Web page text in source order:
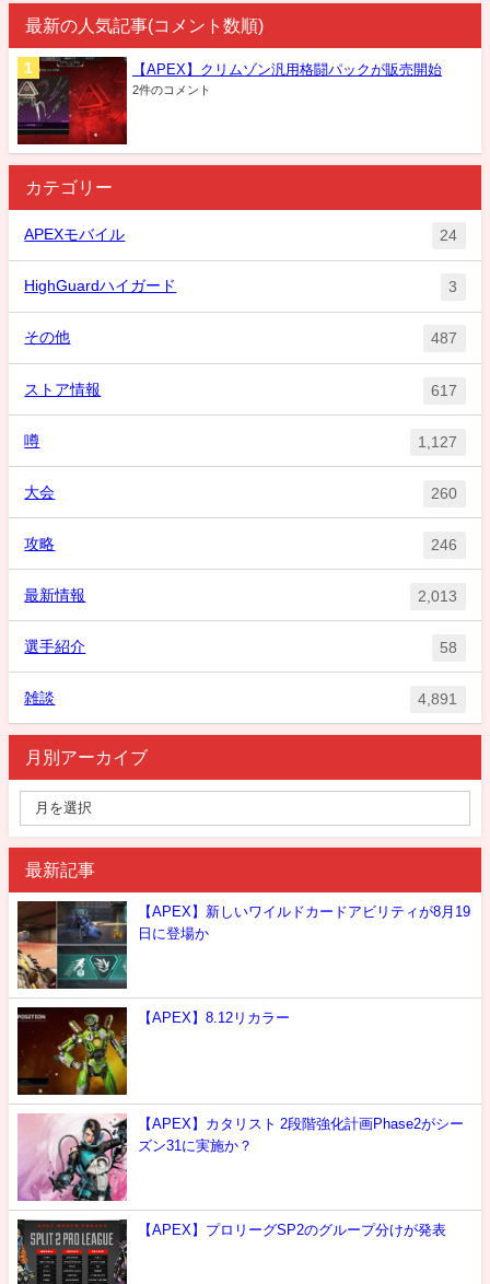
最新の人気記事(コメント数順)
【APEX】クリムゾン汎用格闘パックが販売開始
2件のコメント
カテゴリー
APEXモバイル 24
HighGuardハイガード 3
その他 487
ストア情報 617
噂 1,127
大会 260
攻略 246
最新情報 2,013
選手紹介 58
雑談 4,891
月別アーカイブ
最新記事
【APEX】新しいワイルドカードアビリティが8月19
日に登場か
【APEX】8.12リカラー
【APEX】カタリスト 2段階強化計画Phase2がシー
ズン31に実施か？
【APEX】プロリーグSP2のグループ分けが発表